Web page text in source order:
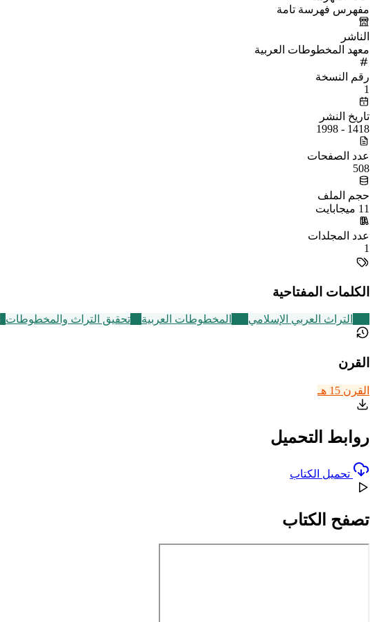
مفهرس فهرسة تامة
الناشر
معهد المخطوطات العربية
رقم النسخة
1
تاريخ النشر
1418 - 1998
عدد الصفحات
508
حجم الملف
11 ميجابايت
عدد المجلدات
1
الكلمات المفتاحية
التراث العربي الإسلامي المخطوطات العربية تحقيق التراث والمخطوطات
القرن
القرن 15 هـ
روابط التحميل
تحميل الكتاب
تصفح الكتاب